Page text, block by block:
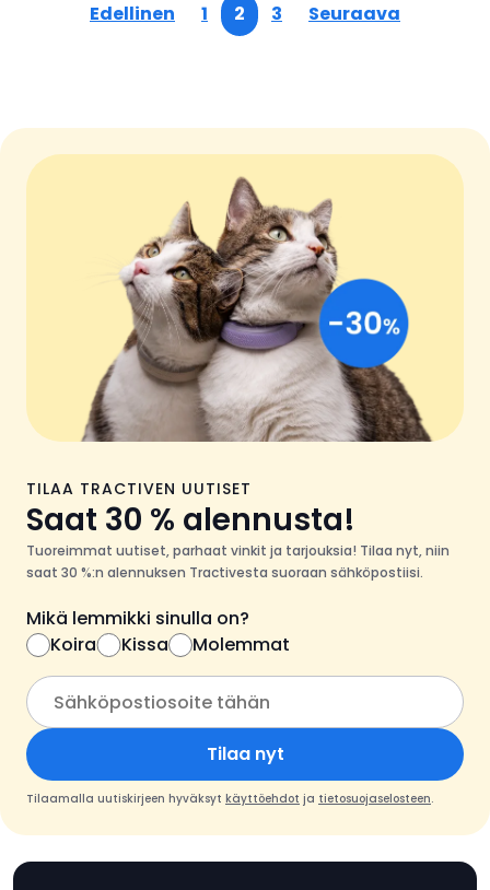
Edellinen 1 2 3 Seuraava
TILAA TRACTIVEN UUTISET
Saat 30 % alennusta!
Tuoreimmat uutiset, parhaat vinkit ja tarjouksia! Tilaa nyt, niin
saat 30 %:n alennuksen Tractivesta suoraan sähköpostiisi.
Mikä lemmikki sinulla on?
Koira
Kissa Molemmat
Tilaa nyt
Tilaamalla uutiskirjeen hyväksyt käyttöehdot ja tietosuojaselosteen.